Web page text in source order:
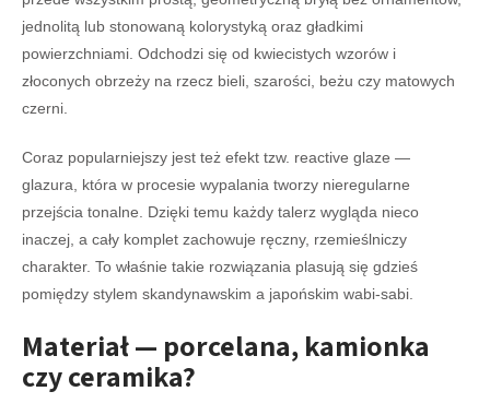
jednolitą lub stonowaną kolorystyką oraz gładkimi
powierzchniami. Odchodzi się od kwiecistych wzorów i
złoconych obrzeży na rzecz bieli, szarości, beżu czy matowych
czerni.
Coraz popularniejszy jest też efekt tzw. reactive glaze —
glazura, która w procesie wypalania tworzy nieregularne
przejścia tonalne. Dzięki temu każdy talerz wygląda nieco
inaczej, a cały komplet zachowuje ręczny, rzemieślniczy
charakter. To właśnie takie rozwiązania plasują się gdzieś
pomiędzy stylem skandynawskim a japońskim wabi-sabi.
Materiał — porcelana, kamionka
czy ceramika?